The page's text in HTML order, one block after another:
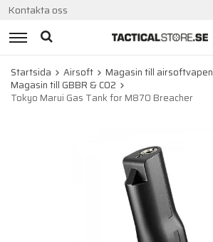
Kontakta oss
Startsida Airsoft
Magasin till airsoftvapen
Magasin till GBBR & CO2
Tokyo Marui Gas Tank for M870 Breacher